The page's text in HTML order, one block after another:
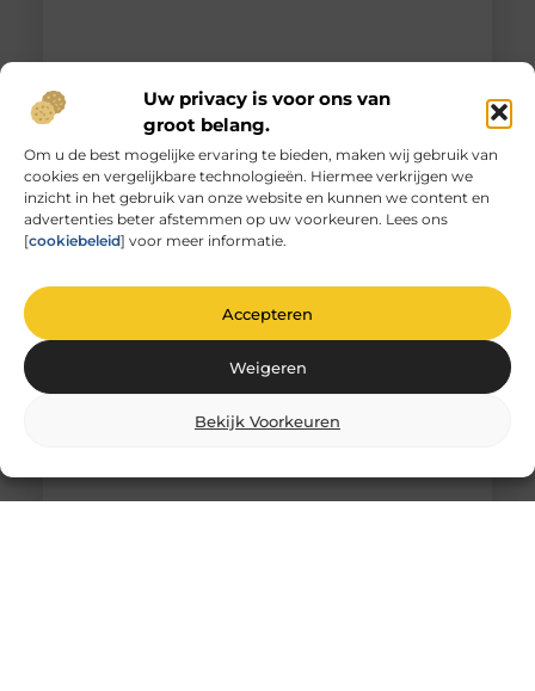
Uw privacy is voor ons van
groot belang.
Om u de best mogelijke ervaring te bieden, maken wij gebruik van
cookies en vergelijkbare technologieën. Hiermee verkrijgen we
inzicht in het gebruik van onze website en kunnen we content en
advertenties beter afstemmen op uw voorkeuren. Lees ons
[cookiebeleid] voor meer informatie.
Accepteren
Weigeren
Bekijk Voorkeuren
Unieke herinneringen vervat in gegraveerd
glas
De magie van glas graveren Heb je ooit
stilgestaan bij de magie van glas graveren? Het is